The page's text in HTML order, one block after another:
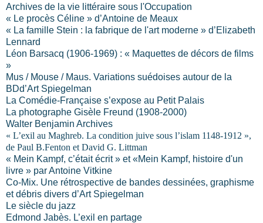
Archives de la vie littéraire sous l'Occupation
« Le procès Céline » d’Antoine de Meaux
« La famille Stein : la fabrique de l'art moderne » d’Elizabeth
Lennard
Léon Barsacq (1906-1969) : « Maquettes de décors de films
»
Mus / Mouse / Maus. Variations suédoises autour de la
BDd’Art Spiegelman
La Comédie-Française s’expose au Petit Palais
La photographe Gisèle Freund (1908-2000)
Walter Benjamin Archives
« L’exil au Maghreb. La condition juive sous l’islam 1148-1912 »,
de Paul B.Fenton et David G. Littman
« Mein Kampf, c’était écrit » et «Mein Kampf, histoire d'un
livre » par Antoine Vitkine
Co-Mix. Une rétrospective de bandes dessinées, graphisme
et débris divers d’Art Spiegelman
Le siècle du jazz
Edmond Jabès. L’exil en partage